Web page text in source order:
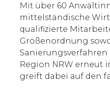
Mit über 60
mittelständische
qualifizierte
Größenordnung
Sanierungsverfahren
Region NRW erneut
greift dabei auf den